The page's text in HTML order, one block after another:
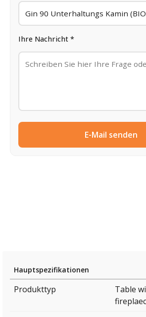
Ihre Nachricht *
E-Mail senden
Hauptspezifikationen
Produkttyp
Table
fireplaec